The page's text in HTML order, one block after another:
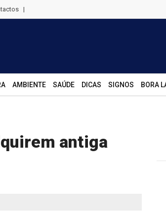
|
AMBIENTE SAÚDE DICAS SIGNOS BORA
antiga